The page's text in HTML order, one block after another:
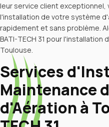
leur service client exceptionnel,
l'installation de votre système
rapidement et sans problème.
BATI-TECH 31 pour
Toulouse.
Services
Maintenance
d'Aération à